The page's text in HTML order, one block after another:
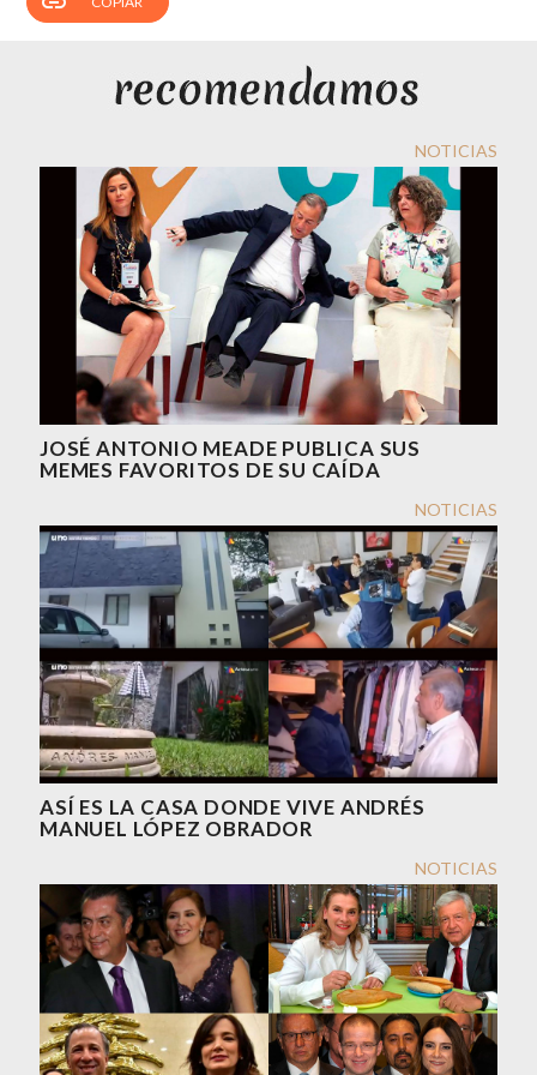
NOTICIAS
JOSÉ ANTONIO MEADE PUBLICA SUS
MEMES FAVORITOS DE SU CAÍDA
NOTICIAS
ASÍ ES LA CASA DONDE VIVE ANDRÉS
MANUEL LÓPEZ OBRADOR
NOTICIAS